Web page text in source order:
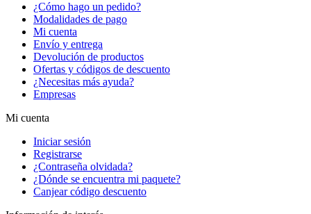
¿Cómo hago un pedido?
Modalidades de pago
Mi cuenta
Envío y entrega
Devolución de productos
Ofertas y códigos de descuento
¿Necesitas más ayuda?
Empresas
Mi cuenta
Iniciar sesión
Registrarse
¿Contraseña olvidada?
¿Dónde se encuentra mi paquete?
Canjear código descuento